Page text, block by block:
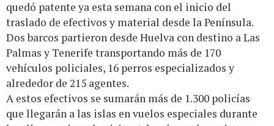
quedó patente ya esta semana con el inicio del
traslado de efectivos y material desde la Península.
Dos barcos partieron desde Huelva con destino a Las
Palmas y Tenerife transportando más de 170
vehículos policiales, 16 perros especializados y
alrededor de 215 agentes.
A estos efectivos se sumarán más de 1.300 policías
que llegarán a las islas en vuelos especiales durante